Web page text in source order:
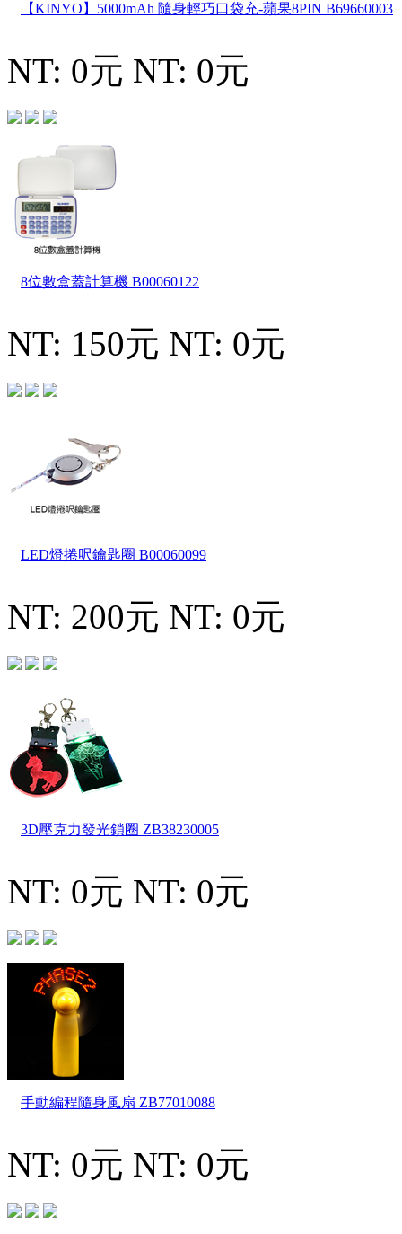
【KINYO】5000mAh 隨身輕巧口袋充-蘋果8PIN B69660003
NT: 0元 NT: 0元
8位數盒蓋計算機 B00060122
NT: 150元 NT: 0元
LED燈捲呎鑰匙圈 B00060099
NT: 200元 NT: 0元
3D壓克力發光鎖圈 ZB38230005
NT: 0元 NT: 0元
手動編程隨身風扇 ZB77010088
NT: 0元 NT: 0元